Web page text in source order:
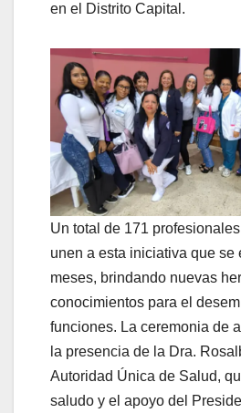
en el Distrito Capital.
Un total de 171
unen a esta iniciativa que se
meses, brindando nuevas
conocimientos para el
funciones. La ceremonia de
la presencia de la Dra.
Autoridad Única de Salud,
saludo y el apoyo del